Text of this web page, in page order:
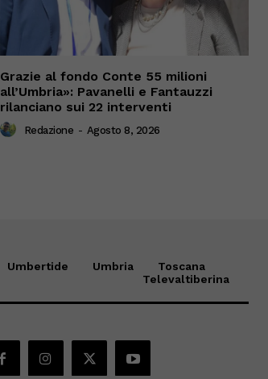
Grazie al fondo Conte 55 milioni
all’Umbria»: Pavanelli e Fantauzzi
rilanciano sui 22 interventi
Redazione - Agosto 8, 2026
Umbertide Umbria
Toscana
Televaltiberina